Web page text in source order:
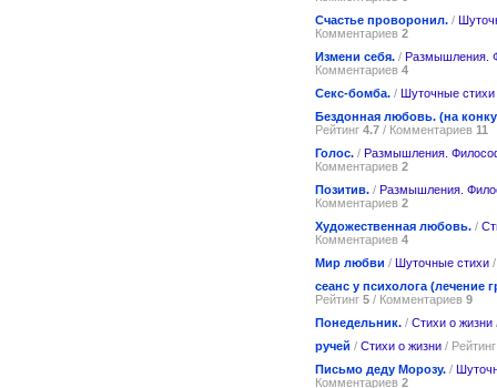
Счастье проворонил. /
Комментариев 2
Измени себя. / Размышления.
Комментариев 4
Секс-бомба. / Шуточные стихи
Бездонная любовь. (на
Рейтинг 4.7 / Комментариев 11
Голос. / Размышления.
Комментариев 2
Позитив. / Размышления.
Комментариев 2
Художественная любовь. /
Комментариев 4
Мир любви / Шуточные стихи
сеанс у психолога (лечение
Рейтинг 5 / Комментариев 9
Понедельник. / Стихи о жизни
ручей / Стихи о жизни /
Письмо деду Морозу. /
Комментариев 2